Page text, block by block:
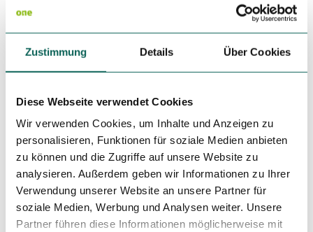
Zustimmung Details Über Cookies
Diese Webseite verwendet Cookies
Wir verwenden Cookies, um Inhalte und Anzeigen zu
personalisieren, Funktionen für soziale Medien anbieten
zu können und die Zugriffe auf unsere Website zu
analysieren. Außerdem geben wir Informationen zu Ihrer
Verwendung unserer Website an unsere Partner für
soziale Medien, Werbung und Analysen weiter. Unsere
Partner führen diese Informationen möglicherweise mit
Wanderung.
Einkehrmöglichkeit
Gute Anbindung an ÖPNV
Kulturell interessant
Ausrüstung